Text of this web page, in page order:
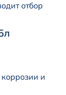
отбор
и